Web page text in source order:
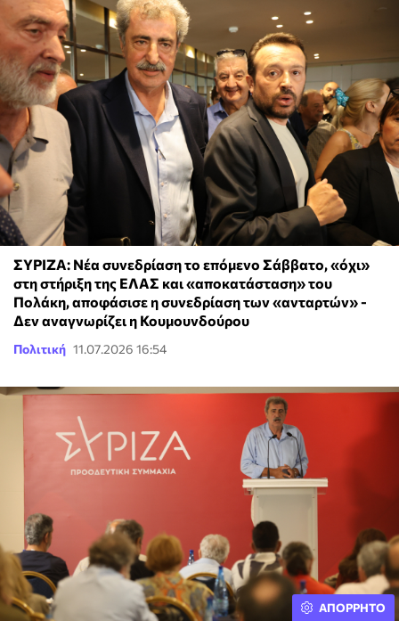
ΣΥΡΙΖΑ: Νέα συνεδρίαση το επόμενο Σάββατο, «όχι»
στη στήριξη της ΕΛΑΣ και «αποκατάσταση» του
Πολάκη, αποφάσισε η συνεδρίαση των «ανταρτών» -
Δεν αναγνωρίζει η Κουμουνδούρου
Πολιτική 11.07.2026 16:54
ΑΠΟΡΡΗΤΟ